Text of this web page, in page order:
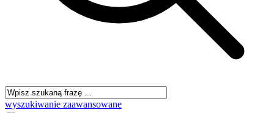
wyszukiwanie zaawansowane